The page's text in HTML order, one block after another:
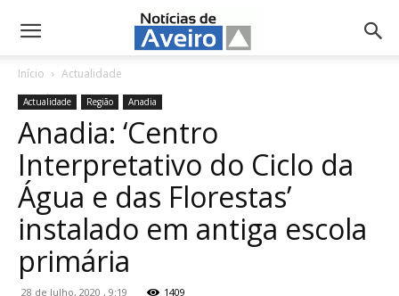
NotíciasdeAveiro.pt
Início Actualidade
Actualidade Região Anadia
Anadia: ‘Centro
Interpretativo do Ciclo da
Água e das Florestas’
instalado em antiga escola
primária
28 de Julho, 2020 , 9:19 1409